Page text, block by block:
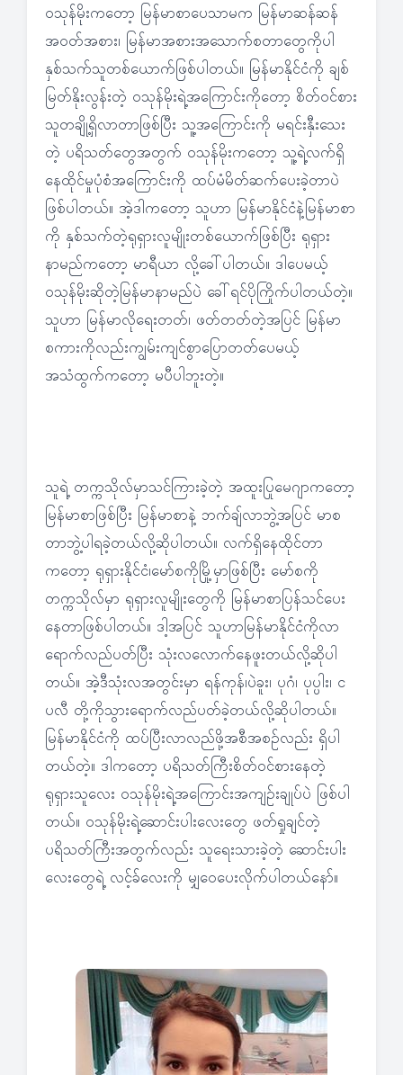
ဝသုန်မိုးကတော့ မြန်မာစာပေသာမက မြန်မာဆန်ဆန်
အဝတ်အစား၊ မြန်မာအစားအသောက်စတာတွေကိုပါ
နှစ်သက်သူတစ်ယောက်ဖြစ်ပါတယ်။ မြန်မာနိုင်ငံကို ချစ်
မြတ်နိုးလွန်းတဲ့ ဝသုန်မိုးရဲ့အကြောင်းကိုတော့ စိတ်ဝင်စား
သူတချို့ရှိလာတာဖြစ်ပြီး သူ့အကြောင်းကို မရင်းနှီးသေး
တဲ့ ပရိသတ်တွေအတွက် ဝသုန်မိုးကတော့ သူ့ရဲ့လက်ရှိ
နေထိုင်မှုပုံစံအကြောင်းကို ထပ်မံမိတ်ဆက်ပေးခဲ့တာပဲ
ဖြစ်ပါတယ်။ အဲ့ဒါကတော့ သူဟာ မြန်မာနိုင်ငံနဲ့မြန်မာစာ
ကို နှစ်သက်တဲ့ရုရှားလူမျိုးတစ်ယောက်ဖြစ်ပြီး ရုရှား
နာမည်ကတော့ မာရီယာ လို့ခေါ်ပါတယ်။ ဒါပေမယ့်
ဝသုန်မိုးဆိုတဲ့မြန်မာနာမည်ပဲ ခေါ်ရင်ပိုကြိုက်ပါတယ်တဲ့။
သူဟာ မြန်မာလိုရေးတတ်၊ ဖတ်တတ်တဲ့အပြင် မြန်မာ
စကားကိုလည်းကျွမ်းကျင်စွာပြောတတ်ပေမယ့်
အသံထွက်ကတော့ မပီပါဘူးတဲ့။
သူရဲ့ တက္ကသိုလ်မှာသင်ကြားခဲ့တဲ့ အထူးပြုမေဂျာကတော့
မြန်မာစာဖြစ်ပြီး မြန်မာစာနဲ့ ဘက်ချ်လာဘွဲ့အပြင် မာစ
တာဘွဲ့ပါရခဲ့တယ်လို့ဆိုပါတယ်။ လက်ရှိနေထိုင်တာ
ကတော့ ရုရှားနိုင်ငံ၊မော်စကိုမြို့မှာဖြစ်ပြီး မော်စကို
တက္ကသိုလ်မှာ ရုရှားလူမျိုးတွေကို မြန်မာစာပြန်သင်ပေး
နေတာဖြစ်ပါတယ်။ ဒါ့အပြင် သူဟာမြန်မာနိုင်ငံကိုလာ
ရောက်လည်ပတ်ပြီး သုံးလလောက်နေဖူးတယ်လို့ဆိုပါ
တယ်။ အဲ့ဒီသုံးလအတွင်းမှာ ရန်ကုန်၊ပဲခူး၊ ပုဂံ၊ ပုပ္ပါး၊ င
ပလီ တို့ကိုသွားရောက်လည်ပတ်ခဲ့တယ်လို့ဆိုပါတယ်။
မြန်မာနိုင်ငံကို ထပ်ပြီးလာလည်ဖို့အစီအစဉ်လည်း ရှိပါ
တယ်တဲ့။ ဒါကတော့ ပရိသတ်ကြီးစိတ်ဝင်စားနေတဲ့
ရုရှားသူလေး ဝသုန်မိုးရဲ့အကြောင်းအကျဉ်းချုပ်ပဲ ဖြစ်ပါ
တယ်။ ဝသုန်မိုးရဲ့ဆောင်းပါးလေးတွေ ဖတ်ရှုချင်တဲ့
ပရိသတ်ကြီးအတွက်လည်း သူရေးသားခဲ့တဲ့ ဆောင်းပါး
လေးတွေရဲ့ လင့်ခ်လေးကို မျှဝေပေးလိုက်ပါတယ်နော်။